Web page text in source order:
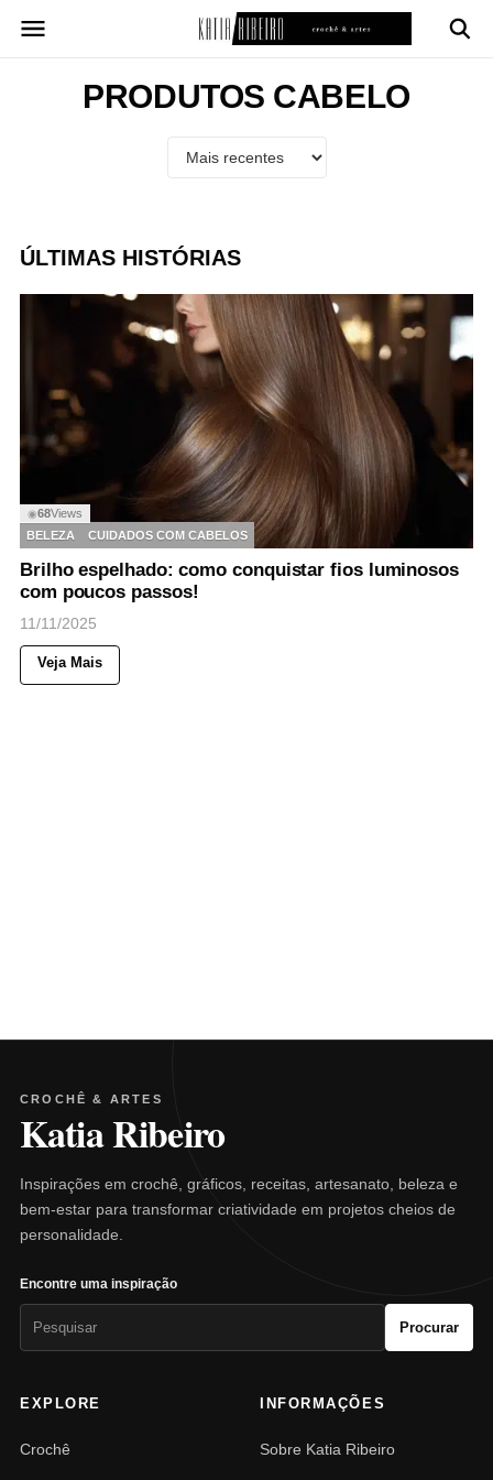
para
PRODUTOS CABELO
ÚLTIMAS HISTÓRIAS
◉68Views
BELEZA
CUIDADOS COM CABELOS
Brilho espelhado: como conquistar fios luminosos
com poucos passos!
11/11/2025
Veja Mais
CROCHÊ & ARTES
Katia Ribeiro
Inspirações em crochê, gráficos, receitas, artesanato, beleza e
bem-estar para transformar criatividade em projetos cheios de
personalidade.
Encontre uma inspiração
Procurar
EXPLORE
Crochê
INFORMAÇÕES
Sobre Katia Ribeiro